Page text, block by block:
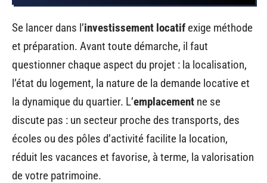
Se lancer dans l’investissement locatif exige méthode
et préparation. Avant toute démarche, il faut
questionner chaque aspect du projet : la localisation,
l’état du logement, la nature de la demande locative et
la dynamique du quartier. L’emplacement ne se
discute pas : un secteur proche des transports, des
écoles ou des pôles d’activité facilite la location,
réduit les vacances et favorise, à terme, la valorisation
de votre patrimoine.